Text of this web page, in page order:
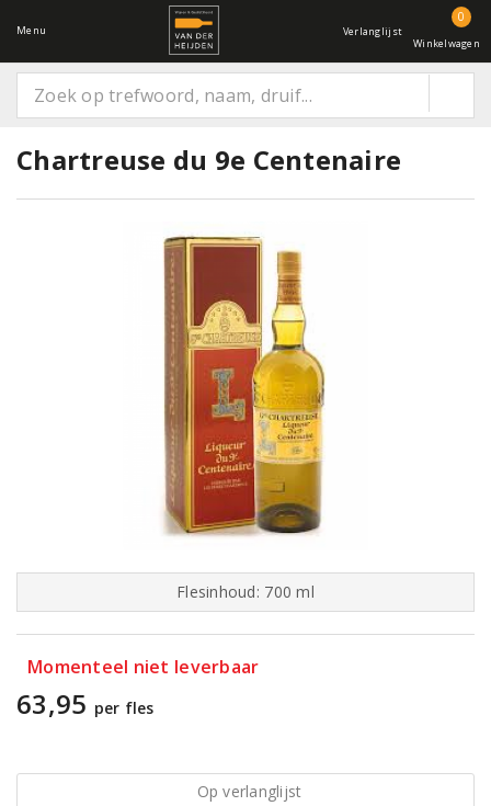
Menu Verlanglijst
0
Winkelwagen
Chartreuse du 9e Centenaire
Flesinhoud: 700 ml
Momenteel niet leverbaar
63,95 per fles
Op verlanglijst